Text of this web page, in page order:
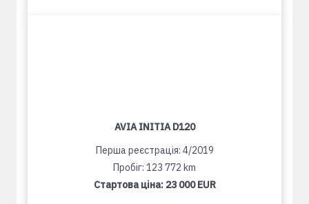
AVIA INITIA D120
Перша реєстрація: 4/2019
Пробіг: 123 772 km
Стартова ціна: 23 000 EUR